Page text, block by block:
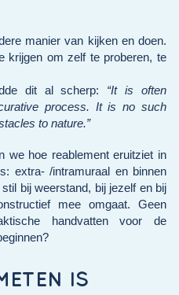
manier van kijken en doen.
krijgen om zelf te proberen, te
dit al scherp: “It is often
process. It is no such
to nature.”
we hoe reablement eruitziet in
extra- /intramuraal en binnen
bij weerstand, bij jezelf en bij
mee omgaat. Geen
handvatten voor de
IS